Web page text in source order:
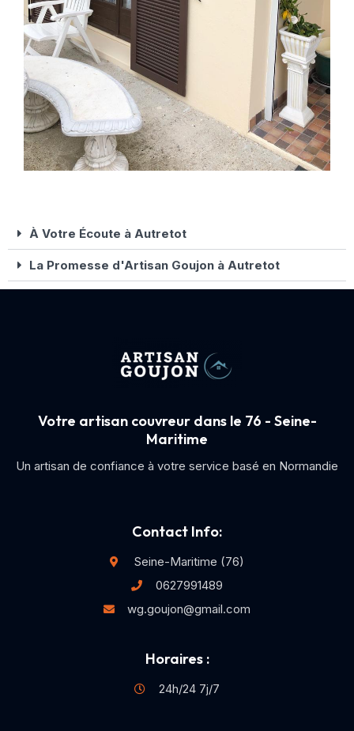
À Votre Écoute à Autretot
La Promesse d'Artisan Goujon à Autretot
Votre artisan couvreur dans le 76 - Seine-
Maritime
Un artisan de confiance à votre service basé en Normandie
Contact Info:
Seine-Maritime (76)
0627991489
wg.goujon@gmail.com
Horaires :
24h/24 7j/7